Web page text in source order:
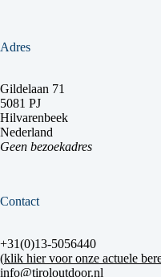
Adres
Gildelaan 71
5081 PJ
Hilvarenbeek
Nederland
Geen bezoekadres
Contact
+31(0)13-5056440
(klik hier voor onze actuele
info@tiroloutdoor.nl